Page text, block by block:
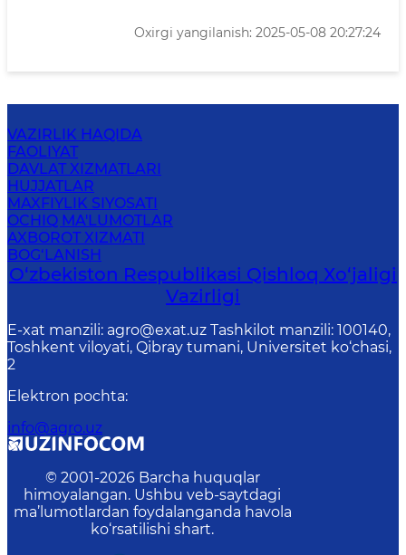
Oxirgi yangilanish: 2025-05-08 20:27:24
VAZIRLIK HAQIDA
FAOLIYAT
DAVLAT XIZMATLARI
HUJJATLAR
MAXFIYLIK SIYOSATI
OCHIQ MA'LUMOTLAR
AXBOROT XIZMATI
BOG‘LANISH
O‘zbekiston Respublikasi Qishloq Хo‘jаligi
Vаzirligi
E-xat manzili: agro@exat.uz Tashkilot manzili: 100140,
Toshkent viloyati, Qibray tumani, Universitet ko‘chasi,
2
Elektron pochta:
info@agro.uz
© 2001-2026 Barcha huquqlar
himoyalangan. Ushbu veb-saytdagi
ma’lumotlardan foydalanganda havola
ko‘rsatilishi shart.